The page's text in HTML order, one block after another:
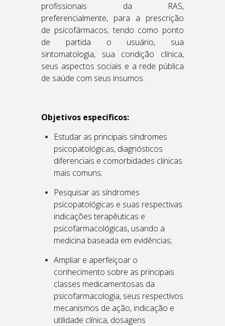
profissionais da RAS,
preferencialmente, para a prescrição
de psicofármacos; tendo como ponto
de partida o usuário, sua
sintomatologia, sua condição clínica,
seus aspectos sociais e a rede pública
de saúde com seus insumos.
Objetivos específicos:
Estudar as principais síndromes
psicopatológicas, diagnósticos
diferenciais e comorbidades clínicas
mais comuns;
Pesquisar as síndromes
psicopatológicas e suas respectivas
indicações terapêuticas e
psicofarmacológicas, usando a
medicina baseada em evidências;
Ampliar e aperfeiçoar o
conhecimento sobre as principais
classes medicamentosas da
psicofarmacologia, seus respectivos
mecanismos de ação, indicação e
utilidade clínica, dosagens